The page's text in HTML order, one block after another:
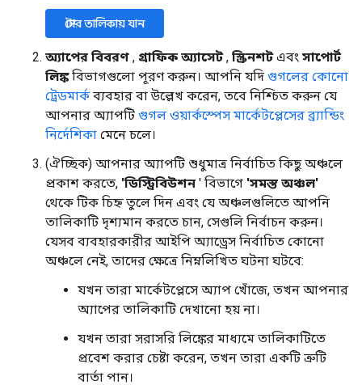
স্টোর তালিকায় যান
অ্যাপের বিবরণ , গ্রাফিক অ্যাসেট, স্ক্রিনশটএবং সাপোর্ট
লিঙ্কবিভাগগুলো পূরণ করুন। আপনি যদি গুগলের কোনো
ট্রেডমার্ক ব্যবহার বা উল্লেখ করেন, তবে নিশ্চিত করুন যে
আপনার অ্যাপটি গুগল ওয়ার্কস্পেস মার্কেটপ্লেসের ব্র্যান্ডিং
নির্দেশিকা মেনে চলে।
(ঐচ্ছিক) আপনার অ্যাপটি শুধুমাত্র নির্বাচিত কিছু অঞ্চলে
প্রকাশ করতে, 'ডিস্ট্রিবিউশন ' বিভাগে 'সমস্ত অঞ্চল'
থেকে টিক চিহ্ন তুলে দিন এবং যে অঞ্চলগুলিতে আপনি
তালিকাটি দৃশ্যমান করতে চান, সেগুলি নির্বাচন করুন।
যেসব ব্যবহারকারীর আইপি অ্যাড্রেস নির্বাচিত কোনো
অঞ্চলে নেই, তাদের ক্ষেত্রে নিম্নলিখিত ঘটনা ঘটবে:
যখন তারা মার্কেটপ্লেসে অ্যাপ খোঁজে, তখন আপনার
অ্যাপের তালিকাটি দেখানো হয় না।
যখন তারা সরাসরি লিঙ্কের মাধ্যমে তালিকাটিতে
প্রবেশ করার চেষ্টা করেন, তখন তারা একটি ত্রুটি
বার্তা পান।